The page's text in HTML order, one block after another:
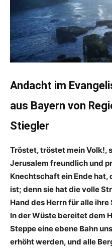
Andacht im
aus Bayern von
Stiegler
Tröstet, tröstet mein Volk!,
Jerusalem freundlich und
Knechtschaft ein Ende hat,
ist; denn sie hat die volle
Hand des Herrn für alle
In der Wüste bereitet dem
Steppe eine ebene Bahn
erhöht werden, und alle